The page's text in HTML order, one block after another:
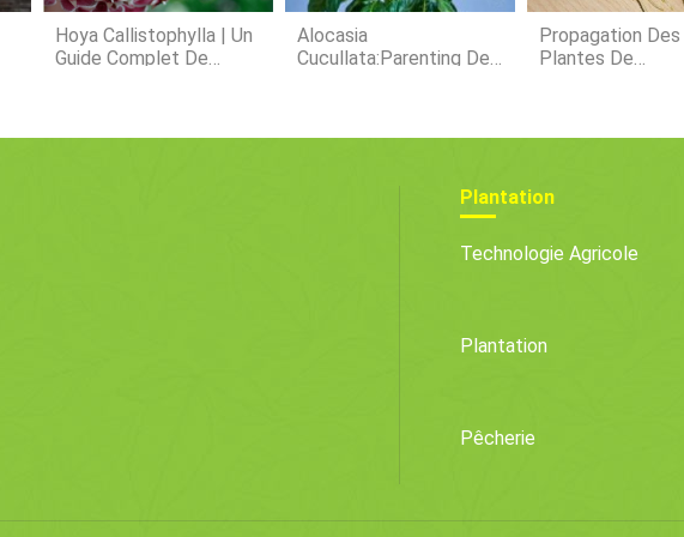
Hoya Callistophylla | Un
Guide Complet De
Alocasia
Cucullata:Parenting De
Propagation Des
Plantes De
Plantation
Technologie Agricole
Plantation
Pêcherie